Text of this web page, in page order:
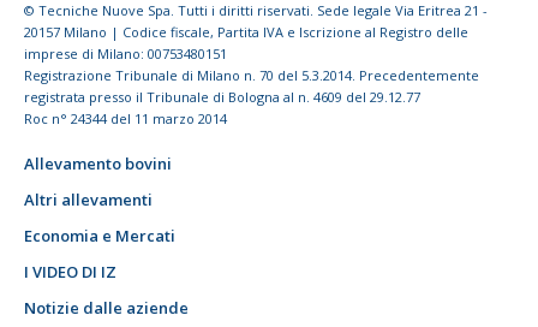
© Tecniche Nuove Spa. Tutti i diritti riservati. Sede legale Via Eritrea 21 -
20157 Milano | Codice fiscale, Partita IVA e Iscrizione al Registro delle
imprese di Milano: 00753480151
Registrazione Tribunale di Milano n. 70 del 5.3.2014. Precedentemente
registrata presso il Tribunale di Bologna al n. 4609 del 29.12.77
Roc n° 24344 del 11 marzo 2014
Allevamento bovini
Altri allevamenti
Economia e Mercati
I VIDEO DI IZ
Notizie dalle aziende